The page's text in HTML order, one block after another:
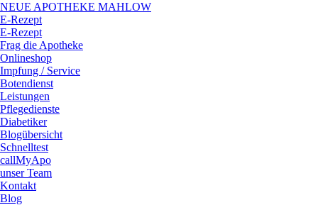
NEUE APOTHEKE MAHLOW
E-Rezept
E-Rezept
Frag die Apotheke
Onlineshop
Impfung / Service
Botendienst
Leistungen
Pflegedienste
Diabetiker
Blogübersicht
Schnelltest
callMyApo
unser Team
Kontakt
Blog